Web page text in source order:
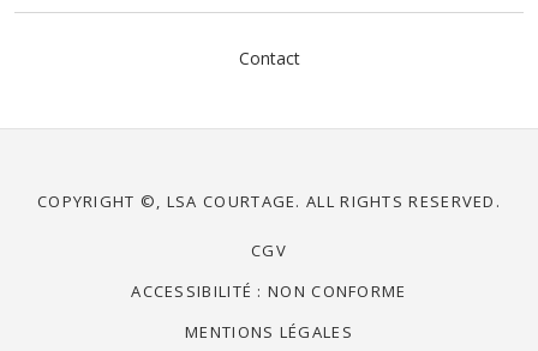
Contact
COPYRIGHT ©, LSA COURTAGE. ALL RIGHTS RESERVED.
CGV
ACCESSIBILITÉ : NON CONFORME
MENTIONS LÉGALES